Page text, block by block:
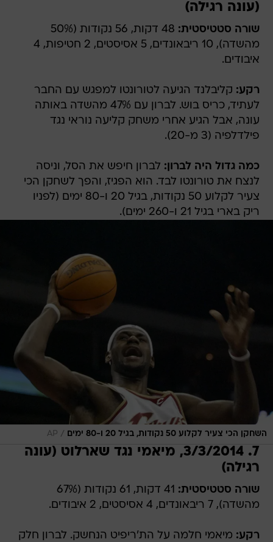
(עונה רגילה)
שורה סטטיסטית:
48 דקות, 56 נקודות (50%
מהשדה), 10 ריבאונדים, 5 אסיסטים, 2 חטיפות, 4
איבודים.
רקע: קליבלנד הגיעה לטורונטו למפגש עם החבר
לעתיד, כריס בוש. לברון עם 47% מהשדה באותה
עונה, אבל הגיע אחרי משחק קליעה נוראי נגד
פילדלפיה (3 מ-20).
כמה גדול היה לברון: לברון חיפש את הסל, וניסה
לנצח את טורונטו לבד. הוא הפגיז, והפך לשחקן הכי
צעיר לקלוע 50 נקודות, בגיל 20 ו-80 ימים (לפניו
ריק בארי בגיל 21 ו-260 ימים).
השחקן הכי צעיר לקלוע 50 נקודות, בגיל 20 ו-80 ימים /
AP
7. 3/3/2014, מיאמי נגד שארלוט (עונה
רגילה)
שורה סטטיסטית:
41 דקות, 61 נקודות (67%
מהשדה), 7 ריבאונדים, 4 אסיסטים, 2 איבודים.
רקע: מיאמי חלמה על הת'ריפיט הנחשק. לברון חלק